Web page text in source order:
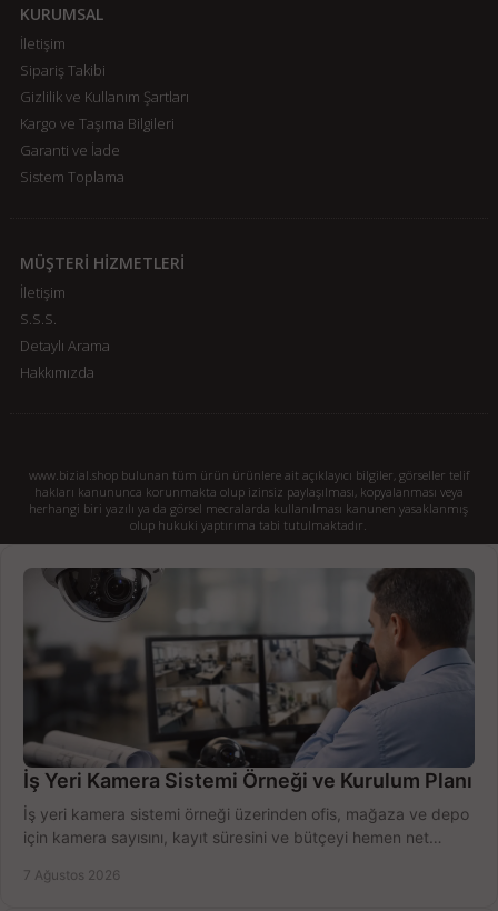
KURUMSAL
İletişim
Sipariş Takibi
Gizlilik ve Kullanım Şartları
Kargo ve Taşıma Bilgileri
Garanti ve İade
Sistem Toplama
MÜŞTERİ HİZMETLERİ
İletişim
S.S.S.
Detaylı Arama
Hakkımızda
www.bizial.shop bulunan tüm ürün ürünlere ait açıklayıcı bilgiler, görseller telif
hakları kanununca korunmakta olup izinsiz paylaşılması, kopyalanması veya
herhangi biri yazılı ya da görsel mecralarda kullanılması kanunen yasaklanmış
olup hukuki yaptırıma tabi tutulmaktadır.
İş Yeri Kamera Sistemi Örneği ve Kurulum Planı
İş yeri kamera sistemi örneği üzerinden ofis, mağaza ve depo
için kamera sayısını, kayıt süresini ve bütçeyi hemen net
7 Ağustos 2026